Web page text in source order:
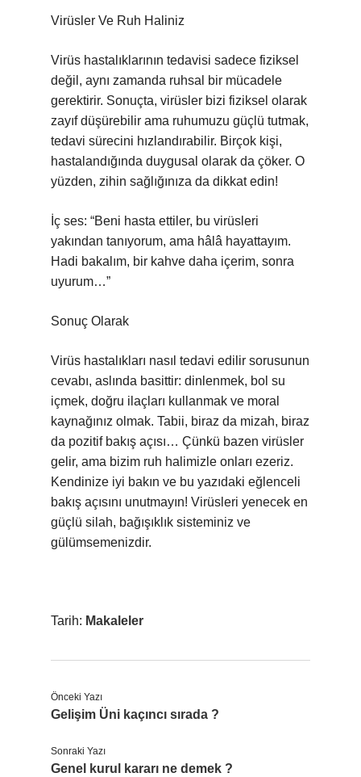
Virüsler Ve Ruh Haliniz
Virüs hastalıklarının tedavisi sadece fiziksel
değil, aynı zamanda ruhsal bir mücadele
gerektirir. Sonuçta, virüsler bizi fiziksel olarak
zayıf düşürebilir ama ruhumuzu güçlü tutmak,
tedavi sürecini hızlandırabilir. Birçok kişi,
hastalandığında duygusal olarak da çöker. O
yüzden, zihin sağlığınıza da dikkat edin!
İç ses: “Beni hasta ettiler, bu virüsleri
yakından tanıyorum, ama hâlâ hayattayım.
Hadi bakalım, bir kahve daha içerim, sonra
uyurum…”
Sonuç Olarak
Virüs hastalıkları nasıl tedavi edilir sorusunun
cevabı, aslında basittir: dinlenmek, bol su
içmek, doğru ilaçları kullanmak ve moral
kaynağınız olmak. Tabii, biraz da mizah, biraz
da pozitif bakış açısı… Çünkü bazen virüsler
gelir, ama bizim ruh halimizle onları ezeriz.
Kendinize iyi bakın ve bu yazıdaki eğlenceli
bakış açısını unutmayın! Virüsleri yenecek en
güçlü silah, bağışıklık sisteminiz ve
gülümsemenizdir.
Tarih: Makaleler
Önceki Yazı
Gelişim Üni kaçıncı sırada ?
Sonraki Yazı
Genel kurul kararı ne demek ?